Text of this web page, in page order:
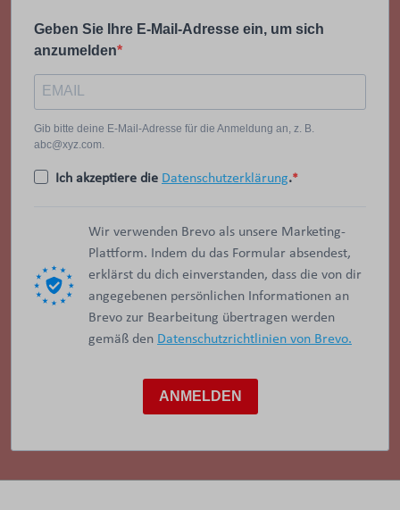
Geben Sie Ihre E-Mail-Adresse ein, um sich
anzumelden
Gib bitte deine E-Mail-Adresse für die Anmeldung an, z. B.
abc@xyz.com.
Ich akzeptiere die Datenschutzerklärung.
Wir verwenden Brevo als unsere Marketing-
Plattform. Indem du das Formular absendest,
erklärst du dich einverstanden, dass die von dir
angegebenen persönlichen Informationen an
Brevo zur Bearbeitung übertragen werden
gemäß den Datenschutzrichtlinien von Brevo.
ANMELDEN